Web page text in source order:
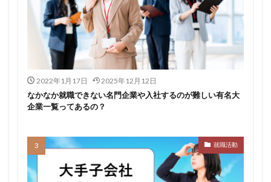
2022年1月17日 2025年12月12日
なかなか就職できない名門企業や入社するのが難しい有名大
企業一覧ってあるの？
就職活動
早期選考時期
早期選考 新卒採用
東北地方
新卒応援ハローワーク
新卒 支援先
持ち駒ゼロ
手遅れ 手取り15万
成長
泣くほど嫌い
相談 甘い 理系ナビ
理系
狙い目
無理
株式会社ジールコミュニケーションズ
求人探し方
比較 正社員 業界診断
業界別